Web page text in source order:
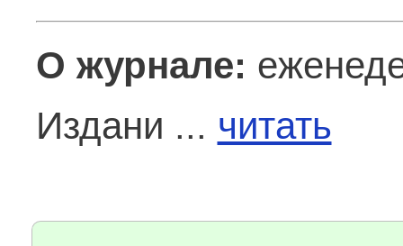
О журнале:
Издани ... читать